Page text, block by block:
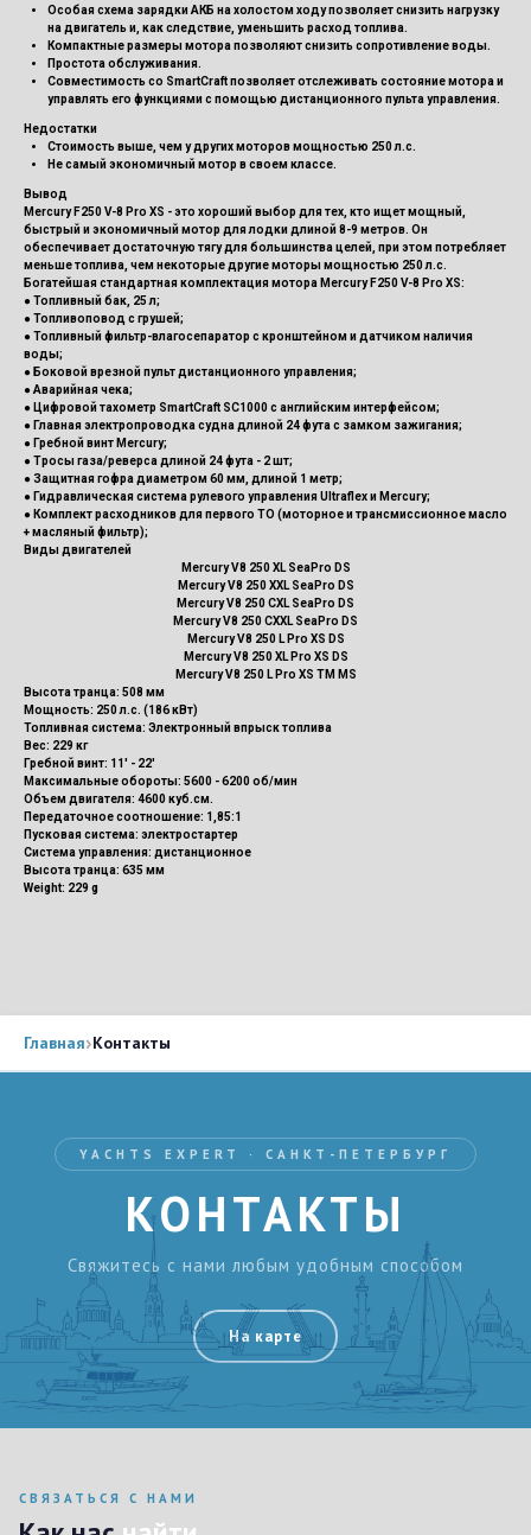
Особая схема зарядки АКБ на холостом ходу позволяет снизить нагрузку
на двигатель и, как следствие, уменьшить расход топлива.
Компактные размеры мотора позволяют снизить сопротивление воды.
Простота обслуживания.
Совместимость со SmartCraft позволяет отслеживать состояние мотора и
управлять его функциями с помощью дистанционного пульта управления.
Недостатки
Стоимость выше, чем у других моторов мощностью 250 л.с.
Не самый экономичный мотор в своем классе.
Вывод
Mercury F250 V-8 Pro XS - это хороший выбор для тех, кто ищет мощный,
быстрый и экономичный мотор для лодки длиной 8-9 метров. Он
обеспечивает достаточную тягу для большинства целей, при этом потребляет
меньше топлива, чем некоторые другие моторы мощностью 250 л.с.
Богатейшая стандартная комплектация мотора Mercury F250 V-8 Pro XS:
● Топливный бак, 25 л;
● Топливоповод с грушей;
● Топливный фильтр-влагосепаратор с кронштейном и датчиком наличия
воды;
● Боковой врезной пульт дистанционного управления;
● Аварийная чека;
● Цифровой тахометр SmartCraft SC1000 с английским интерфейсом;
● Главная электропроводка судна длиной 24 фута с замком зажигания;
● Гребной винт Mercury;
● Тросы газа/реверса длиной 24 фута - 2 шт;
● Защитная гофра диаметром 60 мм, длиной 1 метр;
● Гидравлическая система рулевого управления Ultraflex и Mercury;
● Комплект расходников для первого ТО (моторное и трансмиссионное масло
+ масляный фильтр);
Виды двигателей
Mercury V8 250 XL SeaPro DS
Mercury V8 250 XXL SeaPro DS
Mercury V8 250 CXL SeaPro DS
Mercury V8 250 CXXL SeaPro DS
Mercury V8 250 L Pro XS DS
Mercury V8 250 XL Pro XS DS
Mercury V8 250 L Pro XS TM MS
Высота транца: 508 мм
Мощность: 250 л.с. (186 кВт)
Топливная система: Электронный впрыск топлива
Вес: 229 кг
Гребной винт: 11' - 22'
Максимальные обороты: 5600 - 6200 об/мин
Объем двигателя: 4600 куб.см.
Передаточное соотношение: 1,85:1
Пусковая система: электростартер
Система управления: дистанционное
Высота транца: 635 мм
Weight: 229 g
Главная›Контакты
YACHTS EXPERT · САНКТ-ПЕТЕРБУРГ
КОНТАКТЫ
Свяжитесь с нами любым удобным способом
На карте
СВЯЗАТЬСЯ С НАМИ